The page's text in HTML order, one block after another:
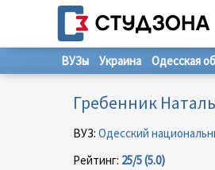
ВУЗы Украина Одесская
Гребенник
ВУЗ: Одесский
Рейтинг: 25/5 (5.0)